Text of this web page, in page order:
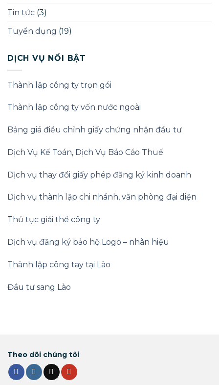
Tin tức (3)
Tuyển dụng (19)
DỊCH VỤ NỔI BẬT
Thành lập công ty trọn gói
Thành lập công ty vốn nước ngoài
Bảng giá điều chỉnh giấy chứng nhận đầu tư
Dịch Vụ Kế Toán, Dịch Vụ Báo Cáo Thuế
Dịch vụ thay đổi giấy phép đăng ký kinh doanh
Dịch vụ thành lập chi nhánh, văn phòng đại diện
Thủ tục giải thể công ty
Dịch vụ đăng ký bảo hộ Logo – nhãn hiệu
Thành lập công tay tại Lào
Đầu tư sang Lào
Theo dõi chúng tôi